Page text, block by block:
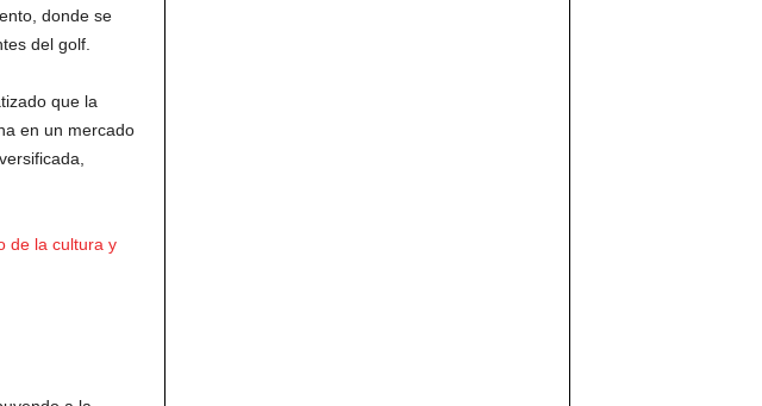
donde se
del golf.
que la
en un mercado
de la cultura y